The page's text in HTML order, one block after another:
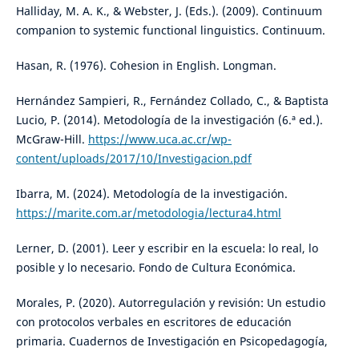
Halliday, M. A. K., & Webster, J. (Eds.). (2009). Continuum
companion to systemic functional linguistics. Continuum.
Hasan, R. (1976). Cohesion in English. Longman.
Hernández Sampieri, R., Fernández Collado, C., & Baptista
Lucio, P. (2014). Metodología de la investigación (6.ª ed.).
McGraw-Hill. https://www.uca.ac.cr/wp-
content/uploads/2017/10/Investigacion.pdf
Ibarra, M. (2024). Metodología de la investigación.
https://marite.com.ar/metodologia/lectura4.html
Lerner, D. (2001). Leer y escribir en la escuela: lo real, lo
posible y lo necesario. Fondo de Cultura Económica.
Morales, P. (2020). Autorregulación y revisión: Un estudio
con protocolos verbales en escritores de educación
primaria. Cuadernos de Investigación en Psicopedagogía,